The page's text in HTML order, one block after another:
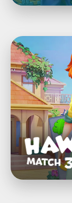
Hawaii
Match-
3
Mania®:
Haus
Einrichten
&
Renovieren